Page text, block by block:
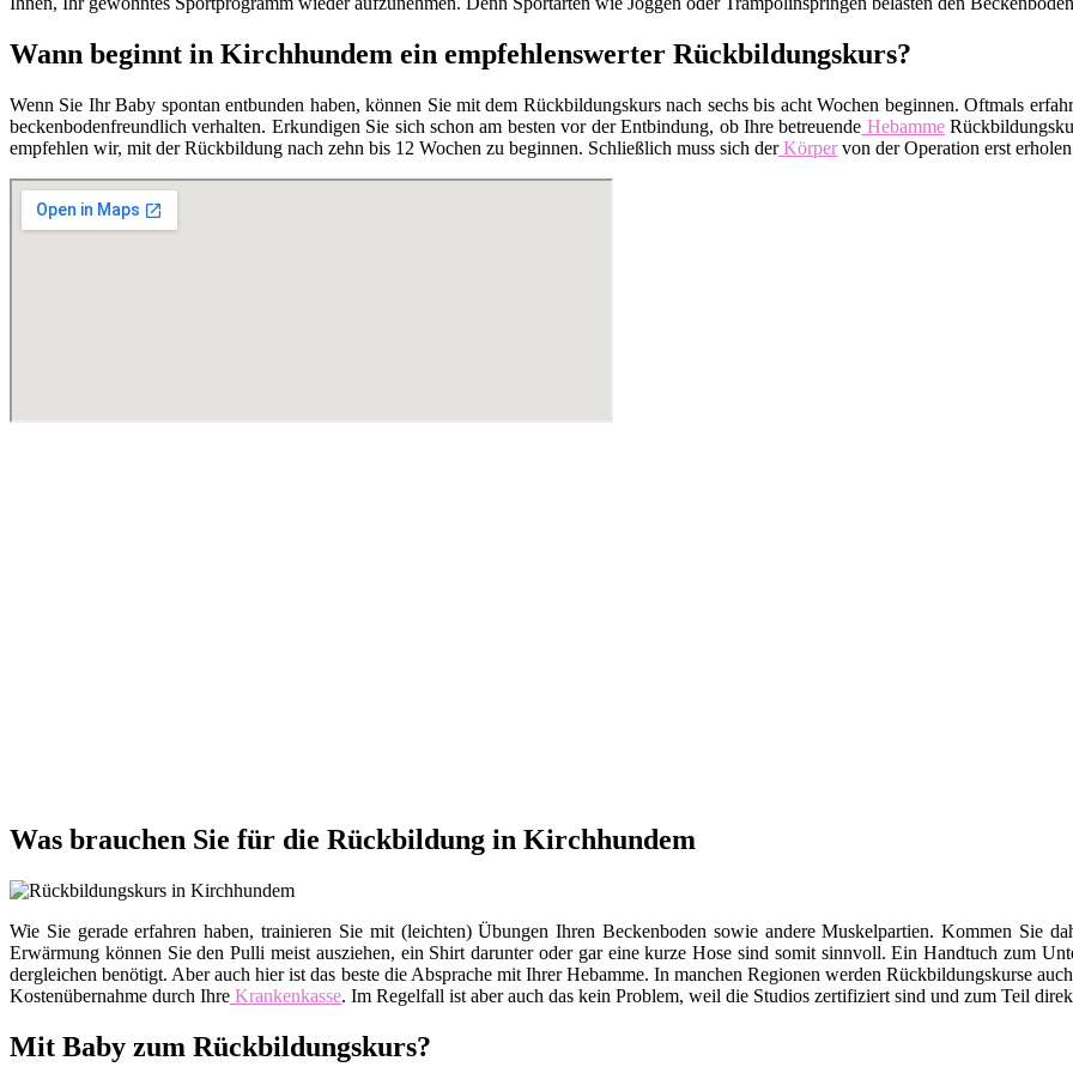
Wann beginnt in Kirchhundem ein empfehlenswerter Rückbildungskurs?
Wenn Sie Ihr Baby spontan entbunden haben, können Sie mit dem Rückbildungskurs nach sechs bis acht Wochen beginnen. Oftmals
beckenbodenfreundlich verhalten. Erkundigen Sie sich schon am besten vor der Entbindung, ob Ihre betreuende Hebamme
empfehlen wir, mit der Rückbildung nach zehn bis 12 Wochen zu beginnen. Schließlich muss sich derKörpervon der Operation erst
Was brauchen Sie für die Rückbildung in Kirchhundem
Wie Sie gerade erfahren haben, trainieren Sie mit (leichten) Übungen Ihren Beckenboden sowie andere Muskelpartien. Kommen Sie
Erwärmung können Sie den Pulli meist ausziehen, ein Shirt darunter oder gar eine kurze Hose sind somit sinnvoll. Ein Handtuch zum
dergleichen benötigt. Aber auch hier ist das beste die Absprache mit Ihrer Hebamme. In manchen Regionen werden Rückbildungskurse
Kostenübernahme durch Ihre Krankenkasse. Im Regelfall ist aber auch das kein Problem, weil die Studios zertifiziert sind und zum Teil
Mit Baby zum Rückbildungskurs?